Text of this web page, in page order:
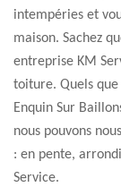
intempéries et
maison. Sachez
entreprise KM
toiture. Quels
Enquin Sur
nous pouvons
: en pente,
Service.